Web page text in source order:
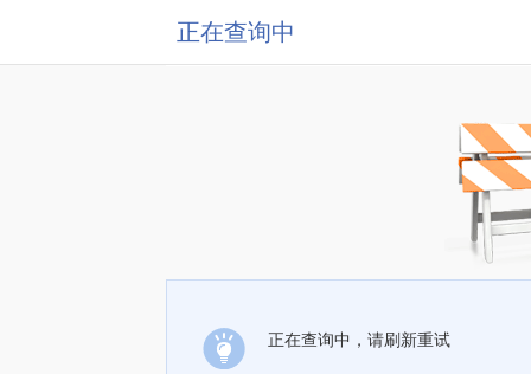
正在查询中
正在查询中，请刷新重试